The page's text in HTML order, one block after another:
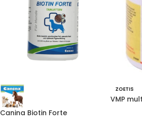
Canina Biotin Forte
ZOETIS
VMP